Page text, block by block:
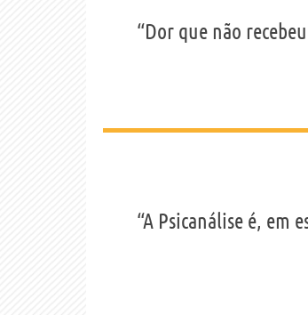
“Dor que não
“A Psicanálise é, em